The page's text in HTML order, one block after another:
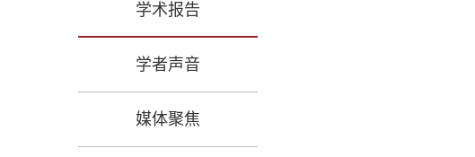
学术报告
学者声音
媒体聚焦